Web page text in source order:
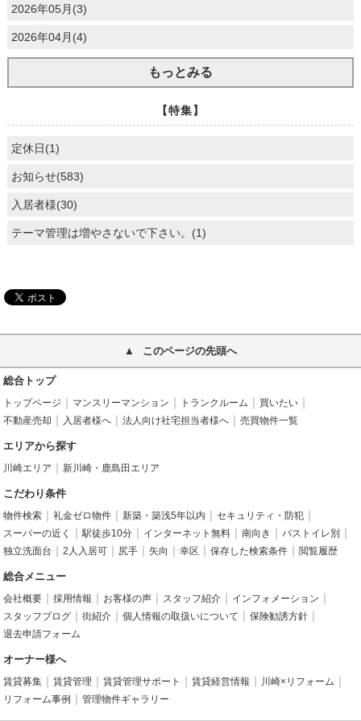
2026年05月(3)
2026年04月(4)
もっとみる
【特集】
定休日(1)
お知らせ(583)
入居者様(30)
テーマ管理は増やさないで下さい。(1)
このページの先頭へ
総合トップ
トップページ マンスリーマンション トランクルーム
買いたい
不動産売却
入居者様へ 法人向け社宅担当者様へ 売買物件一覧
エリアから探す
川崎エリア 新川崎・鹿島田エリア
こだわり条件
物件検索 礼金ゼロ物件 新築・築浅5年以内
セキュリティ・防犯
スーパーの近く
駅徒歩10分 インターネット無料 南向き
バストイレ別
独立洗面台
2人入居可 尻手 矢向 幸区 保存した検索条件 閲覧履歴
総合メニュー
会社概要 採用情報 お客様の声 スタッフ紹介
インフォメーション
スタッフブログ
街紹介 個人情報の取扱いについて
保険勧誘方針
退去申請フォーム
オーナー様へ
賃貸募集 賃貸管理 賃貸管理サポート 賃貸経営情報
川崎×リフォーム
リフォーム事例
管理物件ギャラリー